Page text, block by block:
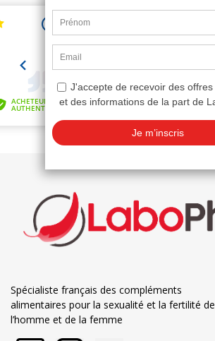
Spécialiste français des compléments
alimentaires pour la sexualité et la fertilité de
l’homme et de la femme